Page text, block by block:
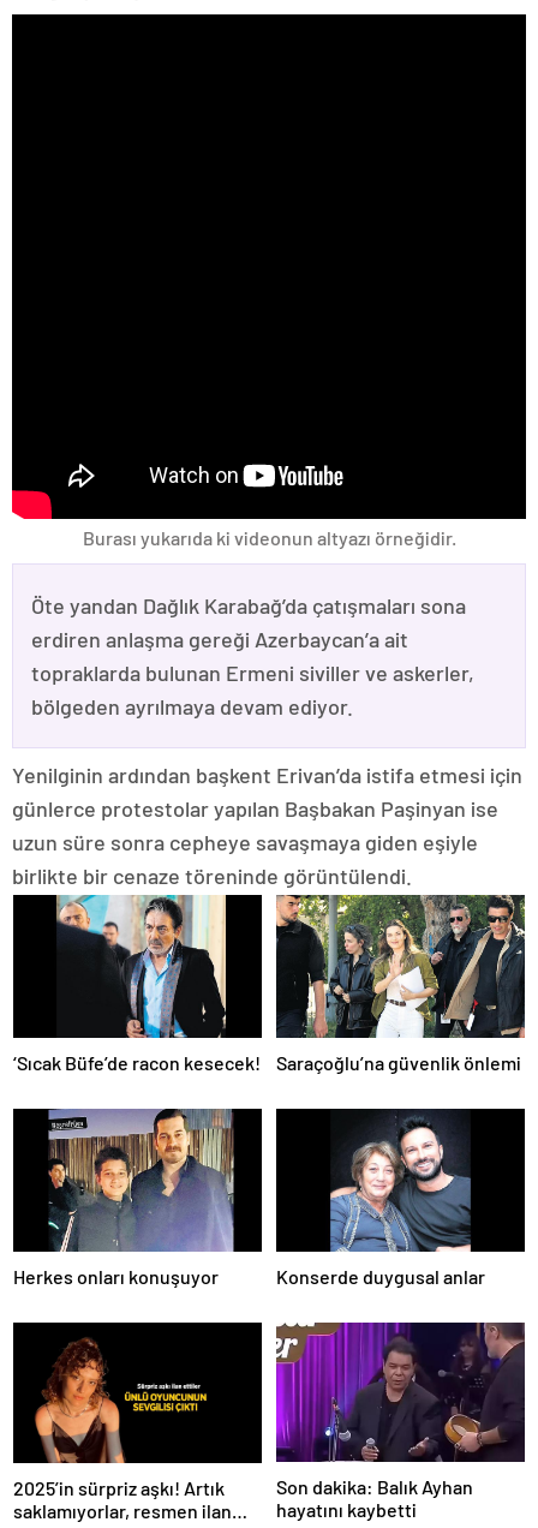
Burası yukarıda ki videonun altyazı örneğidir.
Öte yandan Dağlık Karabağ’da çatışmaları sona
erdiren anlaşma gereği Azerbaycan’a ait
topraklarda bulunan Ermeni siviller ve askerler,
bölgeden ayrılmaya devam ediyor.
Yenilginin ardından başkent Erivan’da istifa etmesi için
günlerce protestolar yapılan Başbakan Paşinyan ise
uzun süre sonra cepheye savaşmaya giden eşiyle
birlikte bir cenaze töreninde görüntülendi.
‘Sıcak Büfe’de racon kesecek! Saraçoğlu’na güvenlik önlemi
Herkes onları konuşuyor Konserde duygusal anlar
2025’in sürpriz aşkı! Artık
saklamıyorlar, resmen ilan
Son dakika: Balık Ayhan
hayatını kaybetti